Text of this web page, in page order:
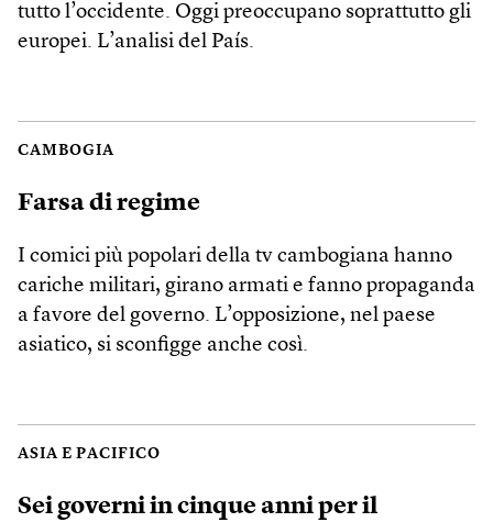
tutto l’occidente. Oggi preoccupano soprattutto gli
europei. L’analisi del País.
CAMBOGIA
Farsa di regime
I comici più popolari della tv cambogiana hanno
cariche militari, girano armati e fanno propaganda
a favore del governo. L’opposizione, nel paese
asiatico, si sconfigge anche così.
ASIA E PACIFICO
Sei governi in cinque anni per il